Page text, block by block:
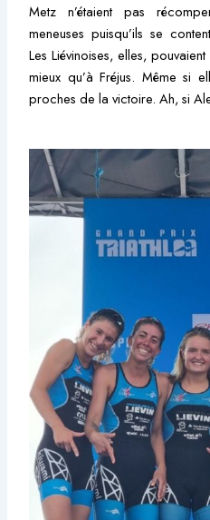
Metz n’étaient pas
meneuses puisqu’ils se
Les Liévinoises, elles,
mieux qu’à Fréjus. Même si
proches de la victoire. Ah, si